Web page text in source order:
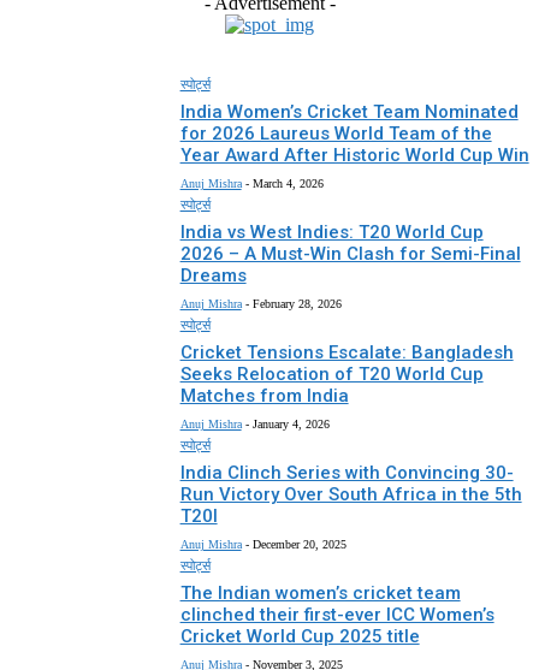
स्पोर्ट्स
India Women’s Cricket Team Nominated
for 2026 Laureus World Team of the
Year Award After Historic World Cup Win
Anuj Mishra - March 4, 2026
स्पोर्ट्स
India vs West Indies: T20 World Cup
2026 – A Must-Win Clash for Semi-Final
Dreams
Anuj Mishra - February 28, 2026
स्पोर्ट्स
Cricket Tensions Escalate: Bangladesh
Seeks Relocation of T20 World Cup
Matches from India
Anuj Mishra - January 4, 2026
स्पोर्ट्स
India Clinch Series with Convincing 30-
Run Victory Over South Africa in the 5th
T20I
Anuj Mishra - December 20, 2025
स्पोर्ट्स
The Indian women’s cricket team
clinched their first-ever ICC Women’s
Cricket World Cup 2025 title
Anuj Mishra - November 3, 2025